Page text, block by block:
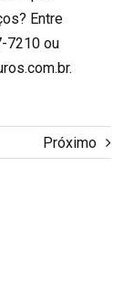
Entre
7210 ou
Próximo